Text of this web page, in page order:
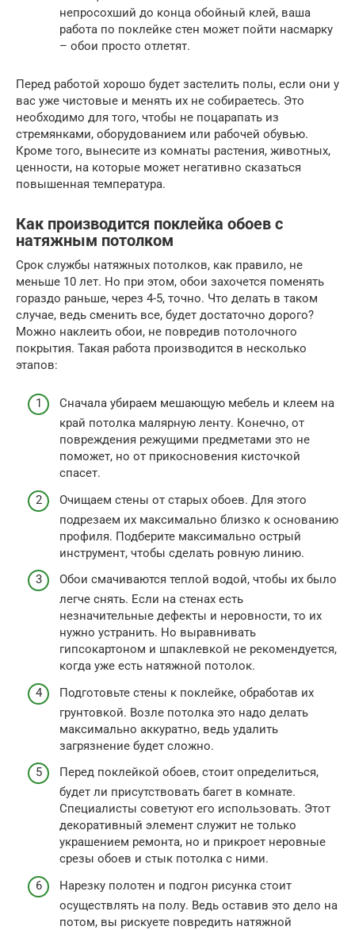
непросохший до конца обойный клей, ваша
работа по поклейке стен может пойти насмарку
– обои просто отлетят.
Перед работой хорошо будет застелить полы, если они у
вас уже чистовые и менять их не собираетесь. Это
необходимо для того, чтобы не поцарапать из
стремянками, оборудованием или рабочей обувью.
Кроме того, вынесите из комнаты растения, животных,
ценности, на которые может негативно сказаться
повышенная температура.
Как производится поклейка обоев с
натяжным потолком
Срок службы натяжных потолков, как правило, не
меньше 10 лет. Но при этом, обои захочется поменять
гораздо раньше, через 4-5, точно. Что делать в таком
случае, ведь сменить все, будет достаточно дорого?
Можно наклеить обои, не повредив потолочного
покрытия. Такая работа производится в несколько
этапов:
Сначала убираем мешающую мебель и клеем на
край потолка малярную ленту. Конечно, от
повреждения режущими предметами это не
поможет, но от прикосновения кисточкой
спасет.
Очищаем стены от старых обоев. Для этого
подрезаем их максимально близко к основанию
профиля. Подберите максимально острый
инструмент, чтобы сделать ровную линию.
Обои смачиваются теплой водой, чтобы их было
легче снять. Если на стенах есть
незначительные дефекты и неровности, то их
нужно устранить. Но выравнивать
гипсокартоном и шпаклевкой не рекомендуется,
когда уже есть натяжной потолок.
Подготовьте стены к поклейке, обработав их
грунтовкой. Возле потолка это надо делать
максимально аккуратно, ведь удалить
загрязнение будет сложно.
Перед поклейкой обоев, стоит определиться,
будет ли присутствовать багет в комнате.
Специалисты советуют его использовать. Этот
декоративный элемент служит не только
украшением ремонта, но и прикроет неровные
срезы обоев и стык потолка с ними.
Нарезку полотен и подгон рисунка стоит
осуществлять на полу. Ведь оставив это дело на
потом, вы рискуете повредить натяжной